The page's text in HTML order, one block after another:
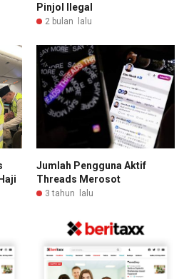
Pinjol Ilegal
2 bulan lalu
Jumlah Pengguna Aktif
Threads Merosot
3 tahun lalu